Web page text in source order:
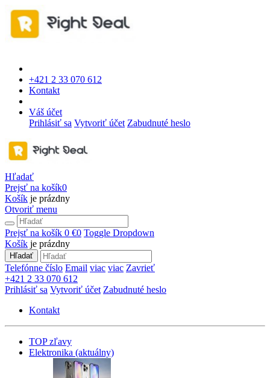
+421 2 33 070 612
Kontakt
Váš účet
Prihlásiť sa Vytvoriť účet Zabudnuté heslo
Hľadať
Prejsť na košík0
Košík je prázdny
Otvoriť menu
Prejsť na košík 0 €0 Toggle Dropdown
Košík je prázdny
Hľadať
Telefónne číslo Email viac viac Zavrieť
+421 2 33 070 612
Prihlásiť sa Vytvoriť účet Zabudnuté heslo
Kontakt
TOP zľavy
Elektronika (aktuálny)